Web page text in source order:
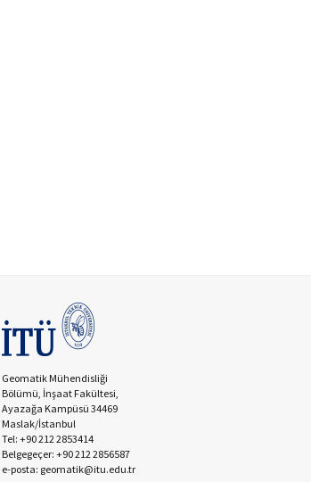
Geomatik Mühendisliği
Bölümü, İnşaat Fakültesi,
Ayazağa Kampüsü 34469
Maslak/İstanbul
Tel: +90 212 2853414
Belgegeçer: +90 212 2856587
e-posta: geomatik@itu.edu.tr